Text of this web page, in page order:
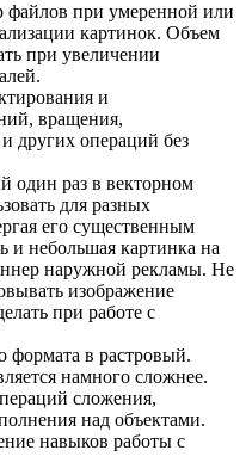
файлов при умеренной или
картинок. Объем
при увеличении
и
вращения,
других операций без
один раз в векторном
для разных
его существенным
небольшая картинка на
наружной рекламы. Не
изображение
при работе с
формата в растровый.
намного сложнее.
сложения,
над объектами.
навыков работы с